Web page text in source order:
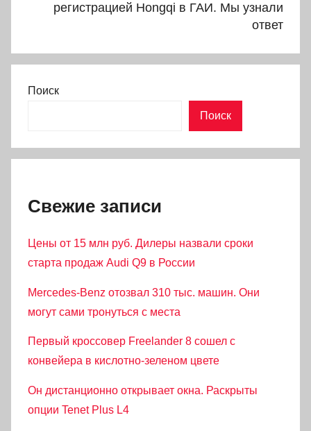
регистрацией Hongqi в ГАИ. Мы узнали
ответ
Поиск
Поиск
Свежие записи
Цены от 15 млн руб. Дилеры назвали сроки
старта продаж Audi Q9 в России
Mercedes-Benz отозвал 310 тыс. машин. Они
могут сами тронуться с места
Первый кроссовер Freelander 8 сошел с
конвейера в кислотно-зеленом цвете
Он дистанционно открывает окна. Раскрыты
опции Tenet Plus L4